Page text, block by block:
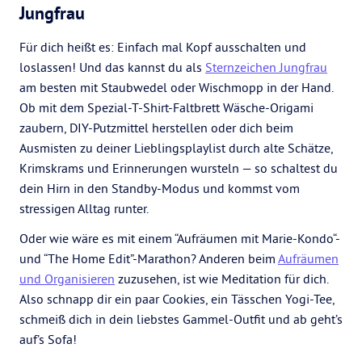
Jungfrau
Für dich heißt es: Einfach mal Kopf ausschalten und
loslassen! Und das kannst du als Sternzeichen Jungfrau
am besten mit Staubwedel oder Wischmopp in der Hand.
Ob mit dem Spezial-T-Shirt-Faltbrett Wäsche-Origami
zaubern, DIY-Putzmittel herstellen oder dich beim
Ausmisten zu deiner Lieblingsplaylist durch alte Schätze,
Krimskrams und Erinnerungen wursteln — so schaltest du
dein Hirn in den Standby-Modus und kommst vom
stressigen Alltag runter.
Oder wie wäre es mit einem “Aufräumen mit Marie-Kondo“-
und “The Home Edit”-Marathon? Anderen beim Aufräumen
und Organisieren zuzusehen, ist wie Meditation für dich.
Also schnapp dir ein paar Cookies, ein Tässchen Yogi-Tee,
schmeiß dich in dein liebstes Gammel-Outfit und ab geht’s
auf’s Sofa!